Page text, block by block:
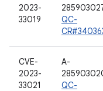
2023-
33019
QC-
CVE-
2023-
33021
A-
QC-